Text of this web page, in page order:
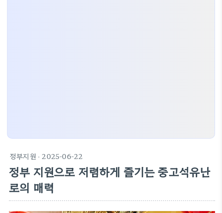
정부지원 · 2025-06-22
정부 지원으로 저렴하게 즐기는 중고석유난
로의 매력